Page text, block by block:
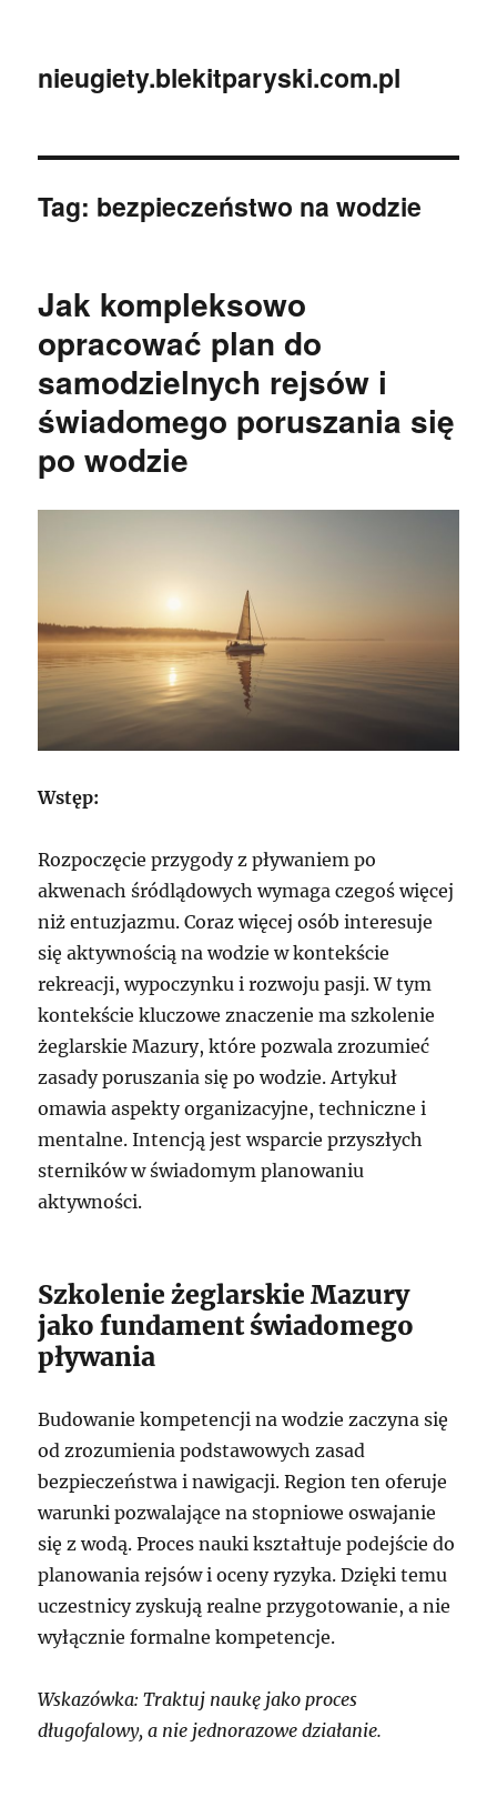
nieugiety.blekitparyski.com.pl
Tag: bezpieczeństwo na wodzie
Jak kompleksowo
opracować plan do
samodzielnych rejsów i
świadomego poruszania się
po wodzie
Wstęp:
Rozpoczęcie przygody z pływaniem po
akwenach śródlądowych wymaga czegoś więcej
niż entuzjazmu. Coraz więcej osób interesuje
się aktywnością na wodzie w kontekście
rekreacji, wypoczynku i rozwoju pasji. W tym
kontekście kluczowe znaczenie ma szkolenie
żeglarskie Mazury, które pozwala zrozumieć
zasady poruszania się po wodzie. Artykuł
omawia aspekty organizacyjne, techniczne i
mentalne. Intencją jest wsparcie przyszłych
sterników w świadomym planowaniu
aktywności.
Szkolenie żeglarskie Mazury
jako fundament świadomego
pływania
Budowanie kompetencji na wodzie zaczyna się
od zrozumienia podstawowych zasad
bezpieczeństwa i nawigacji. Region ten oferuje
warunki pozwalające na stopniowe oswajanie
się z wodą. Proces nauki kształtuje podejście do
planowania rejsów i oceny ryzyka. Dzięki temu
uczestnicy zyskują realne przygotowanie, a nie
wyłącznie formalne kompetencje.
Wskazówka: Traktuj naukę jako proces
długofalowy, a nie jednorazowe działanie.